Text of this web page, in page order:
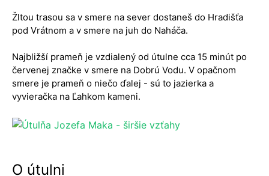
Žltou trasou sa v smere na sever dostaneš do Hradišťa
pod Vrátnom a v smere na juh do Naháča.
Najbližší prameň je vzdialený od útulne cca 15 minút po
červenej značke v smere na Dobrú Vodu. V opačnom
smere je prameň o niečo ďalej - sú to jazierka a
vyvieračka na Ľahkom kameni.
O útulni